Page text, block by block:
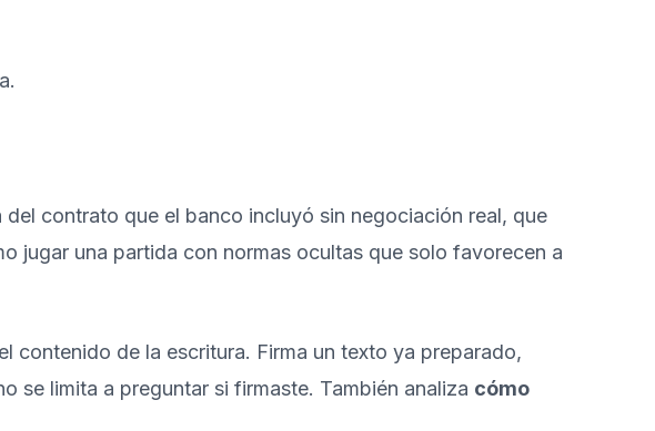
contrato que el banco incluyó sin negociación real, que
jugar una partida con normas ocultas que solo favorecen a
contenido de la escritura. Firma un texto ya preparado,
se limita a preguntar si firmaste. También analiza cómo